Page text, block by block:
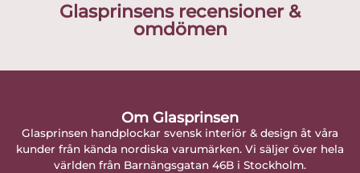
Glasprinsens recensioner &
omdömen
Om Glasprinsen
Glasprinsen handplockar svensk interiör & design åt våra
kunder från kända nordiska varumärken. Vi säljer över hela
världen från Barnängsgatan 46B i Stockholm.